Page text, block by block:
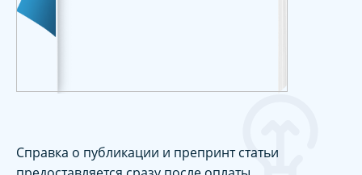
Справка о публикации и препринт статьи